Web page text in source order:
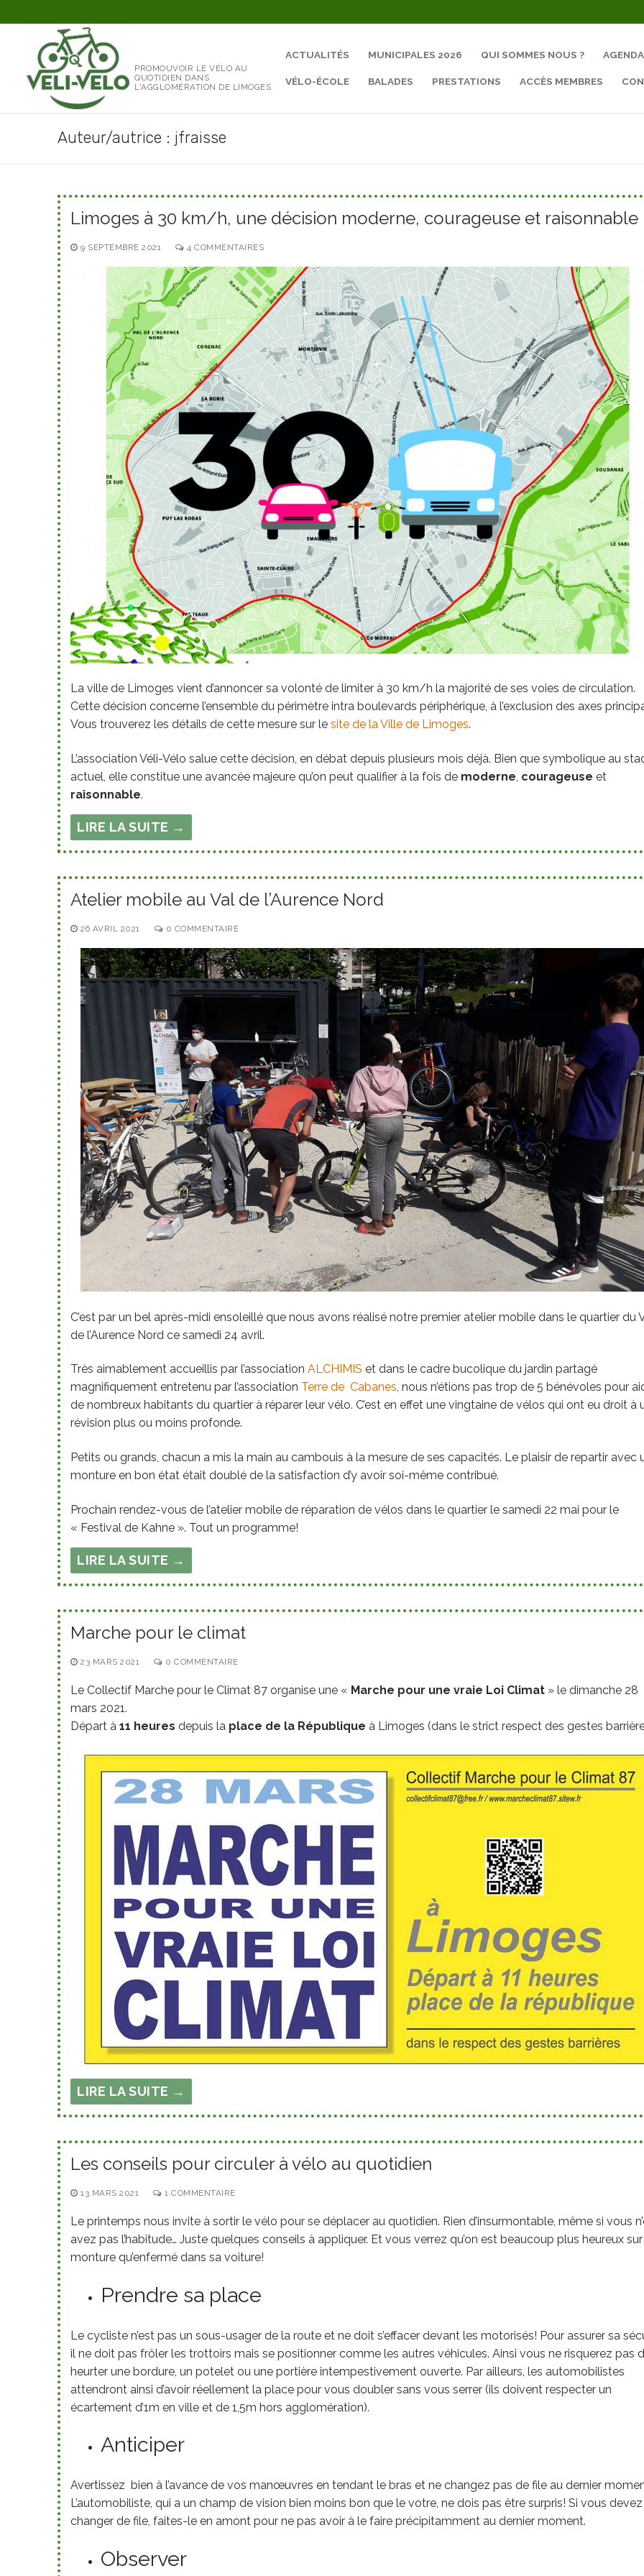
au
contenu
PROMOUVOIR LE VÉLO AU
QUOTIDIEN DANS
L'AGGLOMÉRATION DE LIMOGES
ACTUALITÉS MUNICIPALES 2026 QUI SOMMES NOUS ? AGENDA
VÉLO-ÉCOLE BALADES PRESTATIONS ACCÈS MEMBRES
Auteur/autrice : jfraisse
Limoges à 30 km/h, une décision moderne, courageuse et raisonnable
9 SEPTEMBRE 2021 4 COMMENTAIRES
La ville de Limoges vient d’annoncer sa volonté de limiter à 30 km/h la majorité de ses voies de circulation.
Cette décision concerne l’ensemble du périmètre intra boulevards périphérique, à l’exclusion des axes
Vous trouverez les détails de cette mesure sur le site de la Ville de Limoges.
L’association Véli-Vélo salue cette décision, en débat depuis plusieurs mois déjà. Bien que symbolique au
actuel, elle constitue une avancée majeure qu’on peut qualifier à la fois de moderne, courageuse et
raisonnable.
LIRE LA SUITE →
Atelier mobile au Val de l’Aurence Nord
26 AVRIL 2021 0 COMMENTAIRE
C’est par un bel après-midi ensoleillé que nous avons réalisé notre premier atelier mobile dans le quartier du
de l’Aurence Nord ce samedi 24 avril.
Très aimablement accueillis par l’association ALCHIMIS et dans le cadre bucolique du jardin partagé
magnifiquement entretenu par l’association Terre de Cabanes, nous n’étions pas trop de 5 bénévoles pour
de nombreux habitants du quartier à réparer leur vélo. C’est en effet une vingtaine de vélos qui ont eu droit à
révision plus ou moins profonde.
Petits ou grands, chacun a mis la main au cambouis à la mesure de ses capacités. Le plaisir de repartir avec
monture en bon état était doublé de la satisfaction d’y avoir soi-même contribué.
Prochain rendez-vous de l’atelier mobile de réparation de vélos dans le quartier le samedi 22 mai pour le
« Festival de Kahne ». Tout un programme!
LIRE LA SUITE →
Marche pour le climat
23 MARS 2021 0 COMMENTAIRE
Le Collectif Marche pour le Climat 87 organise une « Marche pour une vraie Loi Climat » le dimanche 28
mars 2021.
Départ à 11 heures depuis la place de la République à Limoges (dans le strict respect des gestes
LIRE LA SUITE →
Les conseils pour circuler à vélo au quotidien
13 MARS 2021 1 COMMENTAIRE
Le printemps nous invite à sortir le vélo pour se déplacer au quotidien. Rien d’insurmontable, même si vous
avez pas l’habitude… Juste quelques conseils à appliquer. Et vous verrez qu’on est beaucoup plus heureux
monture qu’enfermé dans sa voiture!
Prendre sa place
Le cycliste n’est pas un sous-usager de la route et ne doit s’effacer devant les motorisés! Pour assurer sa
il ne doit pas frôler les trottoirs mais se positionner comme les autres véhicules. Ainsi vous ne risquerez pas
heurter une bordure, un potelet ou une portière intempestivement ouverte. Par ailleurs, les automobilistes
attendront ainsi d’avoir réellement la place pour vous doubler sans vous serrer (ils doivent respecter un
écartement d’1m en ville et de 1,5m hors agglomération).
Anticiper
Avertissez bien à l’avance de vos manœuvres en tendant le bras et ne changez pas de file au dernier
L’automobiliste, qui a un champ de vision bien moins bon que le votre, ne dois pas être surpris! Si vous devez
changer de file, faites-le en amont pour ne pas avoir à le faire précipitamment au dernier moment.
Observer